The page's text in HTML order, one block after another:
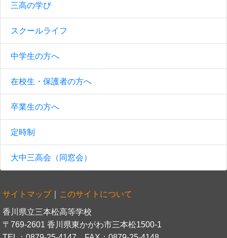
三高の学び
スクールライフ
中学生の方へ
在校生・保護者の方へ
卒業生の方へ
定時制
大中三高会（同窓会）
サイトマップ｜ このサイトについて
香川県立三本松高等学校
〒769-2601 香川県東かがわ市三本松1500-1